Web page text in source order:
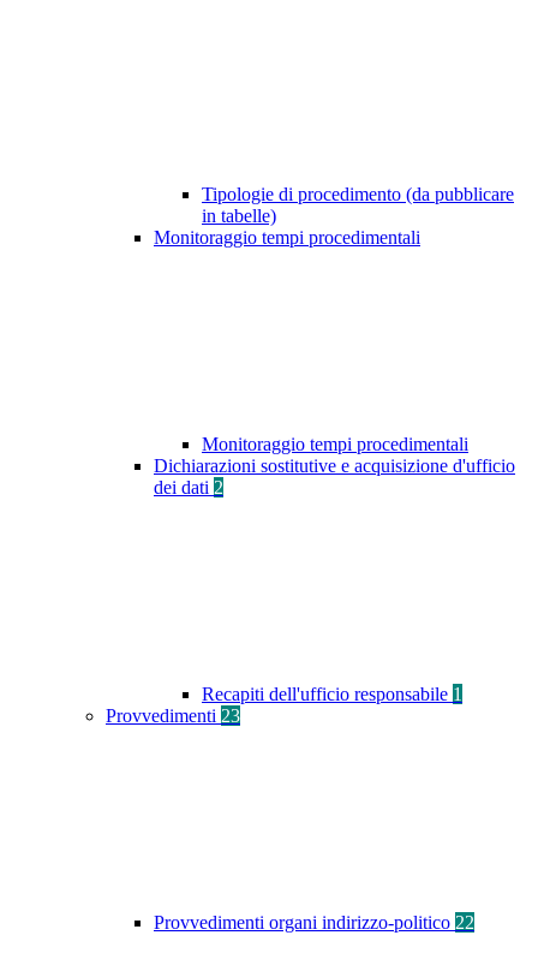
Tipologie di procedimento (da pubblicare
in tabelle)
Monitoraggio tempi procedimentali
Monitoraggio tempi procedimentali
Dichiarazioni sostitutive e acquisizione d'ufficio
dei dati 2
Recapiti dell'ufficio responsabile 1
Provvedimenti 23
Provvedimenti organi indirizzo-politico 22